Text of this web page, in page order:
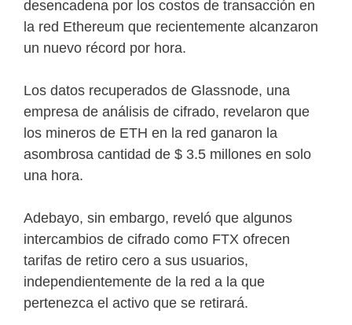
desencadena por los costos de transacción en
la red Ethereum que recientemente alcanzaron
un nuevo récord por hora.
Los datos recuperados de Glassnode, una
empresa de análisis de cifrado, revelaron que
los mineros de ETH en la red ganaron la
asombrosa cantidad de $ 3.5 millones en solo
una hora.
Adebayo, sin embargo, reveló que algunos
intercambios de cifrado como FTX ofrecen
tarifas de retiro cero a sus usuarios,
independientemente de la red a la que
pertenezca el activo que se retirará.